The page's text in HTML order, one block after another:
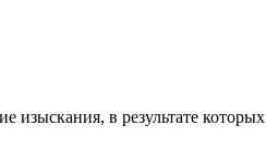
изыскания, в результате